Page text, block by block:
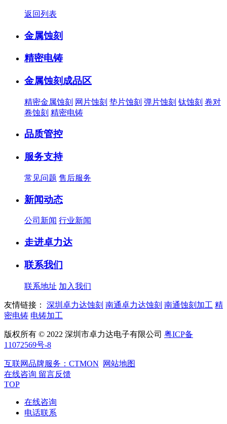
返回列表
金属蚀刻
精密电铸
金属蚀刻成品区
精密金属蚀刻 网片蚀刻 垫片蚀刻 弹片蚀刻 钛蚀刻 卷对
卷蚀刻 精密电铸
品质管控
服务支持
常见问题 售后服务
新闻动态
公司新闻 行业新闻
走进卓力达
联系我们
联系地址 加入我们
友情链接： 深圳卓力达蚀刻 南通卓力达蚀刻 南通蚀刻加工 精
密电铸 电铸加工
版权所有 © 2022 深圳市卓力达电子有限公司 粤ICP备
11072569号-8
互联网品牌服务：CTMON
网站地图
在线咨询 留言反馈
TOP
在线咨询
电话联系